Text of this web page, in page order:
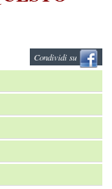
Condividi su